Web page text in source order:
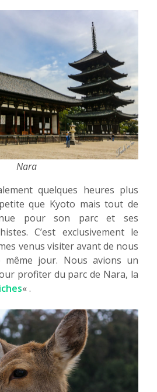
Nara
quelques heures plus
que Kyoto mais tout de
pour son parc et ses
C’est exclusivement le
venus visiter avant de nous
même jour. Nous avions un
profiter du parc de Nara, la
« .